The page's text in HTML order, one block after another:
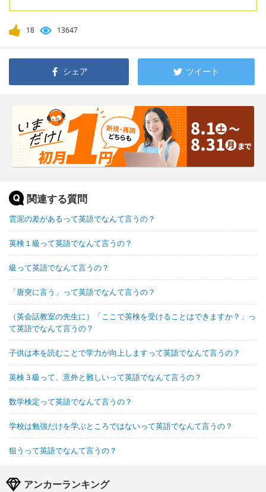
18 13647
シェア ツイート
関連する質問
雲泥の差があるって英語でなんて言うの？
英検１級って英語でなんて言うの？
級って英語でなんて言うの？
「唐突に言う」って英語でなんて言うの？
（英会話教室の先生に）「ここで英検を受けることはできますか？」っ
て英語でなんて言うの？
子供は本を読むことで学力が向上しますって英語でなんて言うの？
英検３級って、意外と難しいって英語でなんて言うの？
数学検定って英語でなんて言うの？
学校は勉強だけを学ぶところではないって英語でなんて言うの？
狙うって英語でなんて言うの？
アンカーランキング